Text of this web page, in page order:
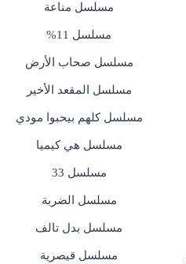
مسلسل مناعة
مسلسل 11%
مسلسل صحاب الأرض
مسلسل المقعد الأخير
مسلسل كلهم بيحبوا مودي
مسلسل هي كيميا
مسلسل 33
مسلسل الضربة
مسلسل بدل تالف
مسلسل قيصرية